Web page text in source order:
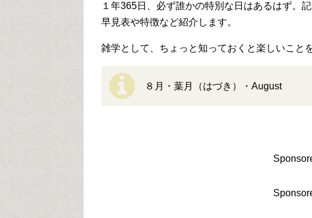
１年365日、必ず誰かの特別な日はあるはず。
早見表や特徴など紹介します。
雑学として、ちょっと知っておくと楽しいこと
８月・葉月（はづき）・August